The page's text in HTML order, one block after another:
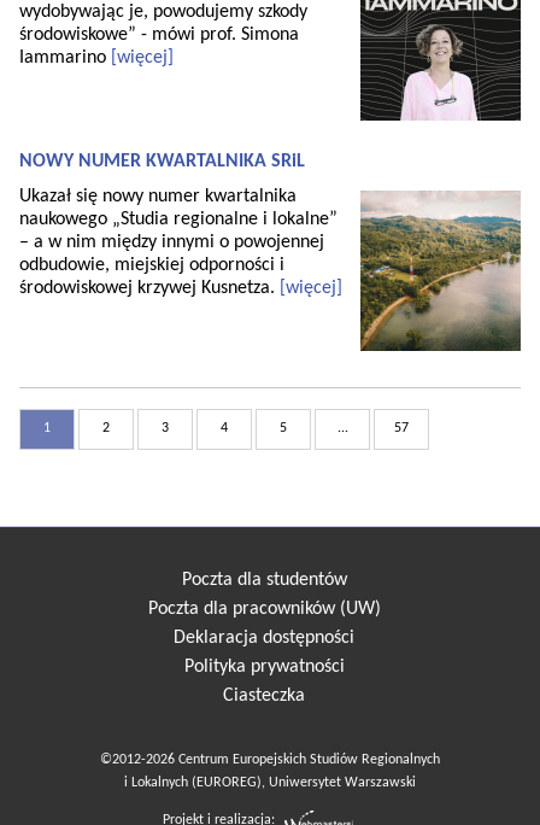
wydobywając je, powodujemy szkody
środowiskowe” - mówi prof. Simona
Iammarino [więcej]
NOWY NUMER KWARTALNIKA SRiL
Ukazał się nowy numer kwartalnika
naukowego „Studia regionalne i lokalne”
– a w nim między innymi o powojennej
odbudowie, miejskiej odporności i
środowiskowej krzywej Kusnetza.
[więcej]
1 2 3 4 5 ... 57
Poczta dla studentów
Poczta dla pracowników (UW)
Deklaracja dostępności
Polityka prywatności
Ciasteczka
©2012-2026 Centrum Europejskich Studiów Regionalnych
i Lokalnych (EUROREG), Uniwersytet Warszawski
Projekt i realizacja: